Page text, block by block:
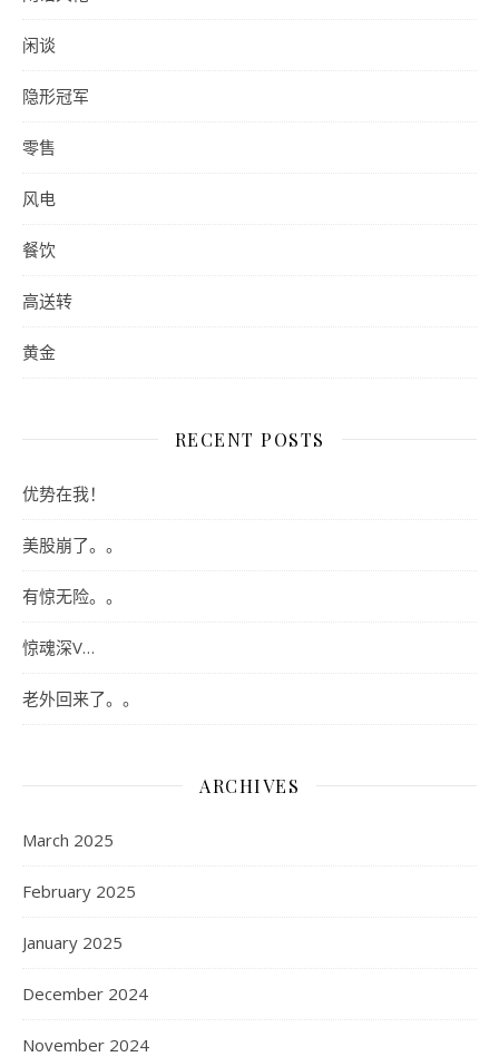
闲谈
隐形冠军
零售
风电
餐饮
高送转
黄金
RECENT POSTS
优势在我！
美股崩了。。
有惊无险。。
惊魂深V…
老外回来了。。
ARCHIVES
March 2025
February 2025
January 2025
December 2024
November 2024